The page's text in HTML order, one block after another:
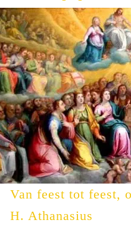
Van feest tot feest,
H. Athanasius